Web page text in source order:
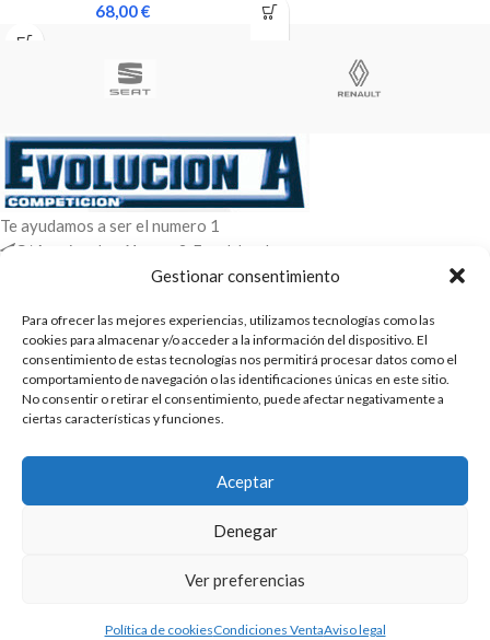
Gestionar consentimiento
Para ofrecer las mejores experiencias, utilizamos tecnologías como las
cookies para almacenar y/o acceder a la información del dispositivo. El
consentimiento de estas tecnologías nos permitirá procesar datos como el
comportamiento de navegación o las identificaciones únicas en este sitio.
No consentir o retirar el consentimiento, puede afectar negativamente a
ciertas características y funciones.
Aceptar
Denegar
Ver preferencias
Política de cookiesCondiciones VentaAviso legal
68,00€
Te ayudamos a ser el numero 1
C/ Arquimedes 61 nave 2. Fuenlabrada
WhatsApp +34 670604426
ENTRADAS RECIENTES
POLÍTICAS
2025 | Evolucion-A Competicion: Fabricación y distribución,
comercialización de repuestos para automóvil